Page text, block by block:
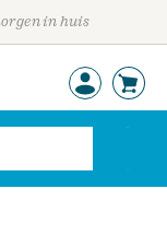
in huis